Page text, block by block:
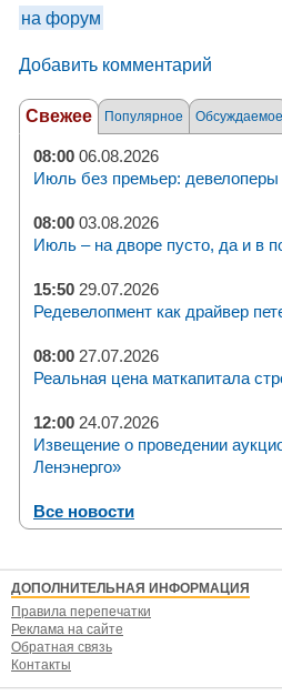
на форум
Добавить комментарий
Свежее Популярное Обсуждаемое
08:00 06.08.2026
Июль без премьер: девелоперы
08:00 03.08.2026
Июль – на дворе пусто, да и в
15:50 29.07.2026
Редевелопмент как драйвер
08:00 27.07.2026
Реальная цена маткапитала
12:00 24.07.2026
Извещение о проведении
Ленэнерго»
Все новости
ДОПОЛНИТЕЛЬНАЯ ИНФОРМАЦИЯ
Правила перепечатки
Реклама на сайте
Обратная связь
Контакты